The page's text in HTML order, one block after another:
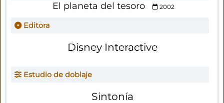
El planeta del tesoro 2002
Editora
Disney Interactive
Estudio de doblaje
Sintonía